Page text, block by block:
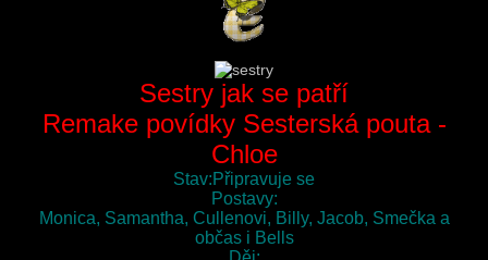
Sestry jak se patří
Remake povídky Sesterská pouta -
Chloe
Stav:Připravuje se
Postavy:
Monica, Samantha, Cullenovi, Billy, Jacob, Smečka a
občas i Bells